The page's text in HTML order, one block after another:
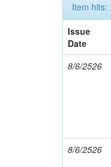
Item hits:
Issue
Date
8/6/2526
8/6/2526